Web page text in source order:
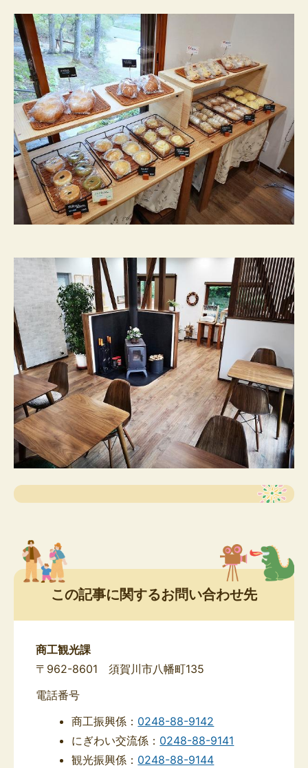
この記事に関するお問い合わせ先
商工観光課
〒962-8601 須賀川市八幡町135
電話番号
商工振興係： 0248-88-9142
にぎわい交流係： 0248-88-9141
観光振興係： 0248-88-9144